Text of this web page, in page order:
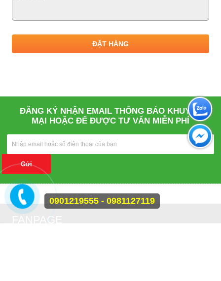
ĐẶT HÀNG
ĐĂNG KÝ NHẬN EMAIL THÔNG BÁO KHUYẾN
MẠI HOẶC ĐỂ ĐƯỢC TƯ VẤN MIỄN PHÍ
Gửi
FANPAGE
0901219555 - 0981127119